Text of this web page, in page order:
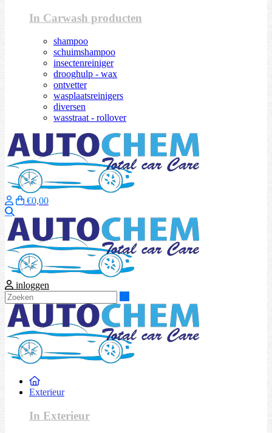
In Carwash producten
shampoo
schuimshampoo
insectenreiniger
drooghulp - wax
ontvetter
wasplaatsreinigers
diversen
wasstraat - rollover
€0,00
inloggen
Exterieur
In Exterieur